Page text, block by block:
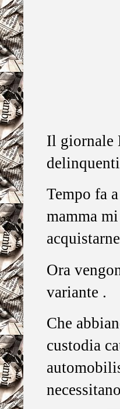
Il giornale
Tempo fa
mamma
Ora
variante .
Che
custodia